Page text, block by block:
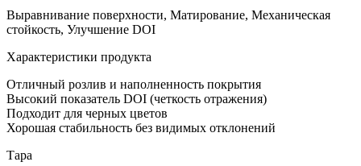
Выравнивание поверхности, Матирование, Механическая
стойкость, Улучшение DOI
Характеристики продукта
Отличный розлив и наполненность покрытия
Высокий показатель DOI (четкость отражения)
Подходит для черных цветов
Хорошая стабильность без видимых отклонений
Тара